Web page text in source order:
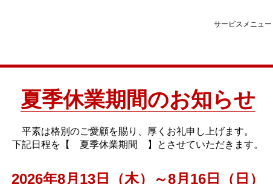
サービスメニュー
夏季休業期間のお知らせ
平素は格別のご愛顧を賜り、厚くお礼申し上げます。
下記日程を【 夏季休業期間 】とさせていただきます。
2026年8月13日（木）～8月16日（日）